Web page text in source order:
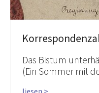
Das Bistum
(Ein Sommer mit
liesen >